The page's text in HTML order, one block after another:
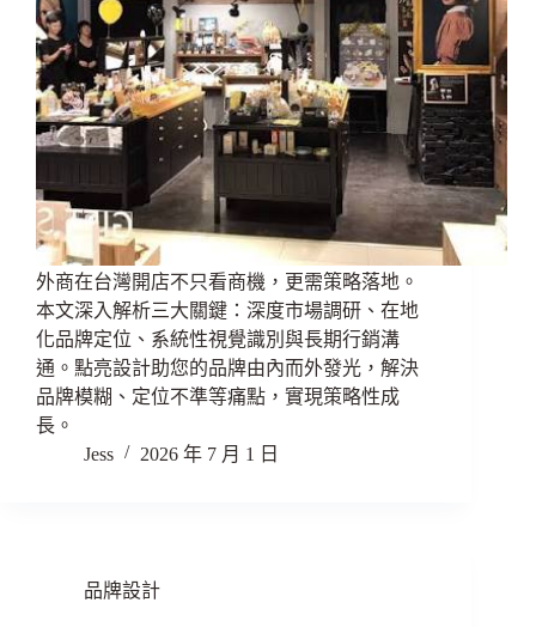
外商在台灣開店不只看商機，更需策略落地。
本文深入解析三大關鍵：深度市場調研、在地
化品牌定位、系統性視覺識別與長期行銷溝
通。點亮設計助您的品牌由內而外發光，解決
品牌模糊、定位不準等痛點，實現策略性成
長。
Jess
2026 年 7 月 1 日
品牌設計